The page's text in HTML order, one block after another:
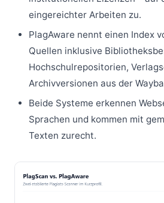
eingereichter Arbeiten zu.
PlagAware nennt einen Index
Quellen inklusive
Hochschulrepositorien,
Archivversionen aus der
Beide Systeme erkennen
Sprachen und kommen mit
Texten zurecht.